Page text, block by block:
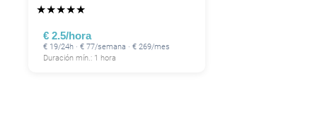
★★★★★
€ 2.5/hora
€ 19/24h · € 77/semana · € 269/mes
Duración mín.: 1 hora